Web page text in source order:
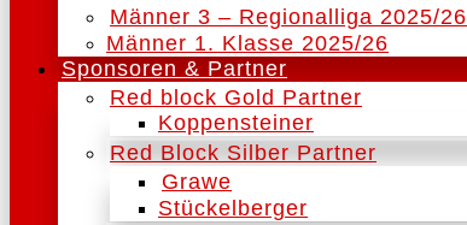
Männer 3 – Regionalliga 2025/26
Männer 1. Klasse 2025/26
Sponsoren & Partner
Red block Gold Partner
Koppensteiner
Red Block Silber Partner
Grawe
Stückelberger